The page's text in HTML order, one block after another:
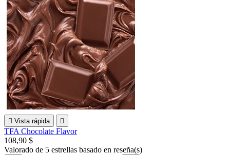
 Vista rápida 
TFA Chocolate Flavor
108,90 $
Valorado de 5 estrellas basado en reseña(s)